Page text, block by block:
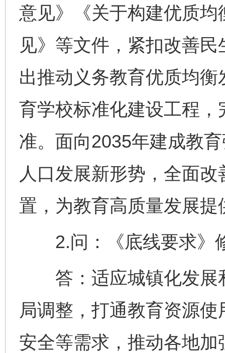
意见》《关于构建优质
见》等文件，紧扣改善
出推动义务教育优质均
育学校标准化建设工程
准。面向2035年建成教
人口发展新形势，全面
置，为教育高质量发展
2.问：《底线要求》
答：适应城镇化发展
局调整，打通教育资源
安全等需求，推动各地